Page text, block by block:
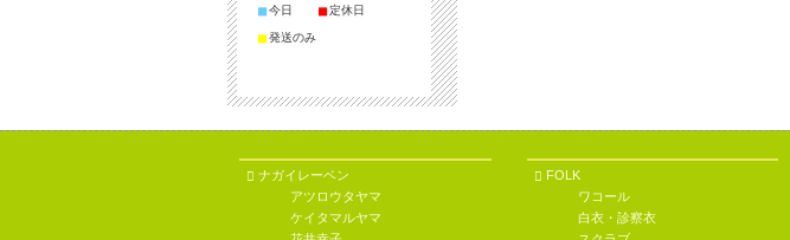
■今日 ■定休日
■発送のみ
ナガイレーベン
アツロウタヤマ
ケイタマルヤマ
FOLK
ワコール
白衣・診察衣